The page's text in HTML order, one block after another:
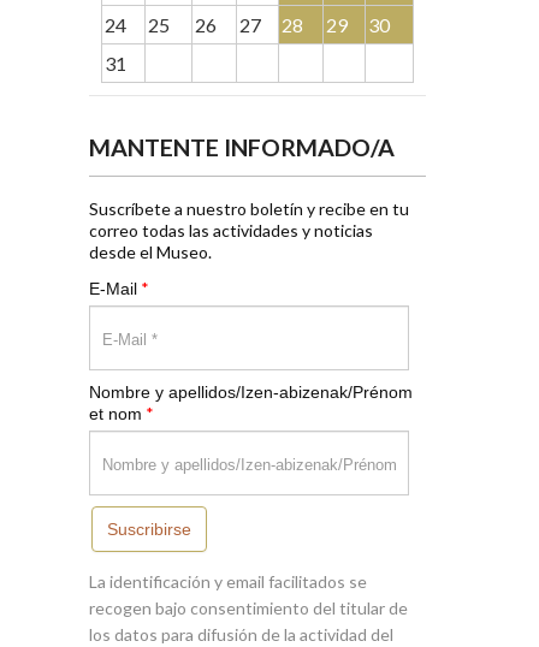
24
25 26 27 28 29
30
31
MANTENTE INFORMADO/A
Suscríbete a nuestro boletín y recibe en tu
correo todas las actividades y noticias
desde el Museo.
E-Mail *
Nombre y apellidos/Izen-abizenak/Prénom
et nom *
Suscribirse
La identificación y email facilitados se
recogen bajo consentimiento del titular de
los datos para difusión de la actividad del